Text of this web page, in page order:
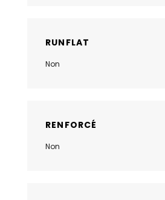
RUNFLAT
Non
RENFORCÉ
Non